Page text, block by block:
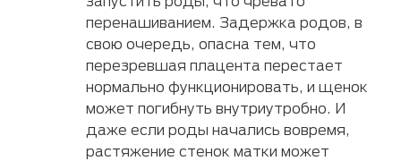
перенашиванием. Задержка родов, в
свою очередь, опасна тем, что
перезревшая плацента перестает
нормально функционировать, и щенок
может погибнуть внутриутробно. И
даже если роды начались вовремя,
растяжение стенок матки может